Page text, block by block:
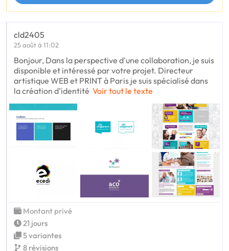
cld2405
25 août à 11:02
Bonjour, Dans la perspective d'une collaboration, je suis
disponible et intéressé par votre projet. Directeur
artistique WEB et PRINT à Paris je suis spécialisé dans
la création d’identité Voir tout le texte
Montant privé
21 jours
5 variantes
8 révisions